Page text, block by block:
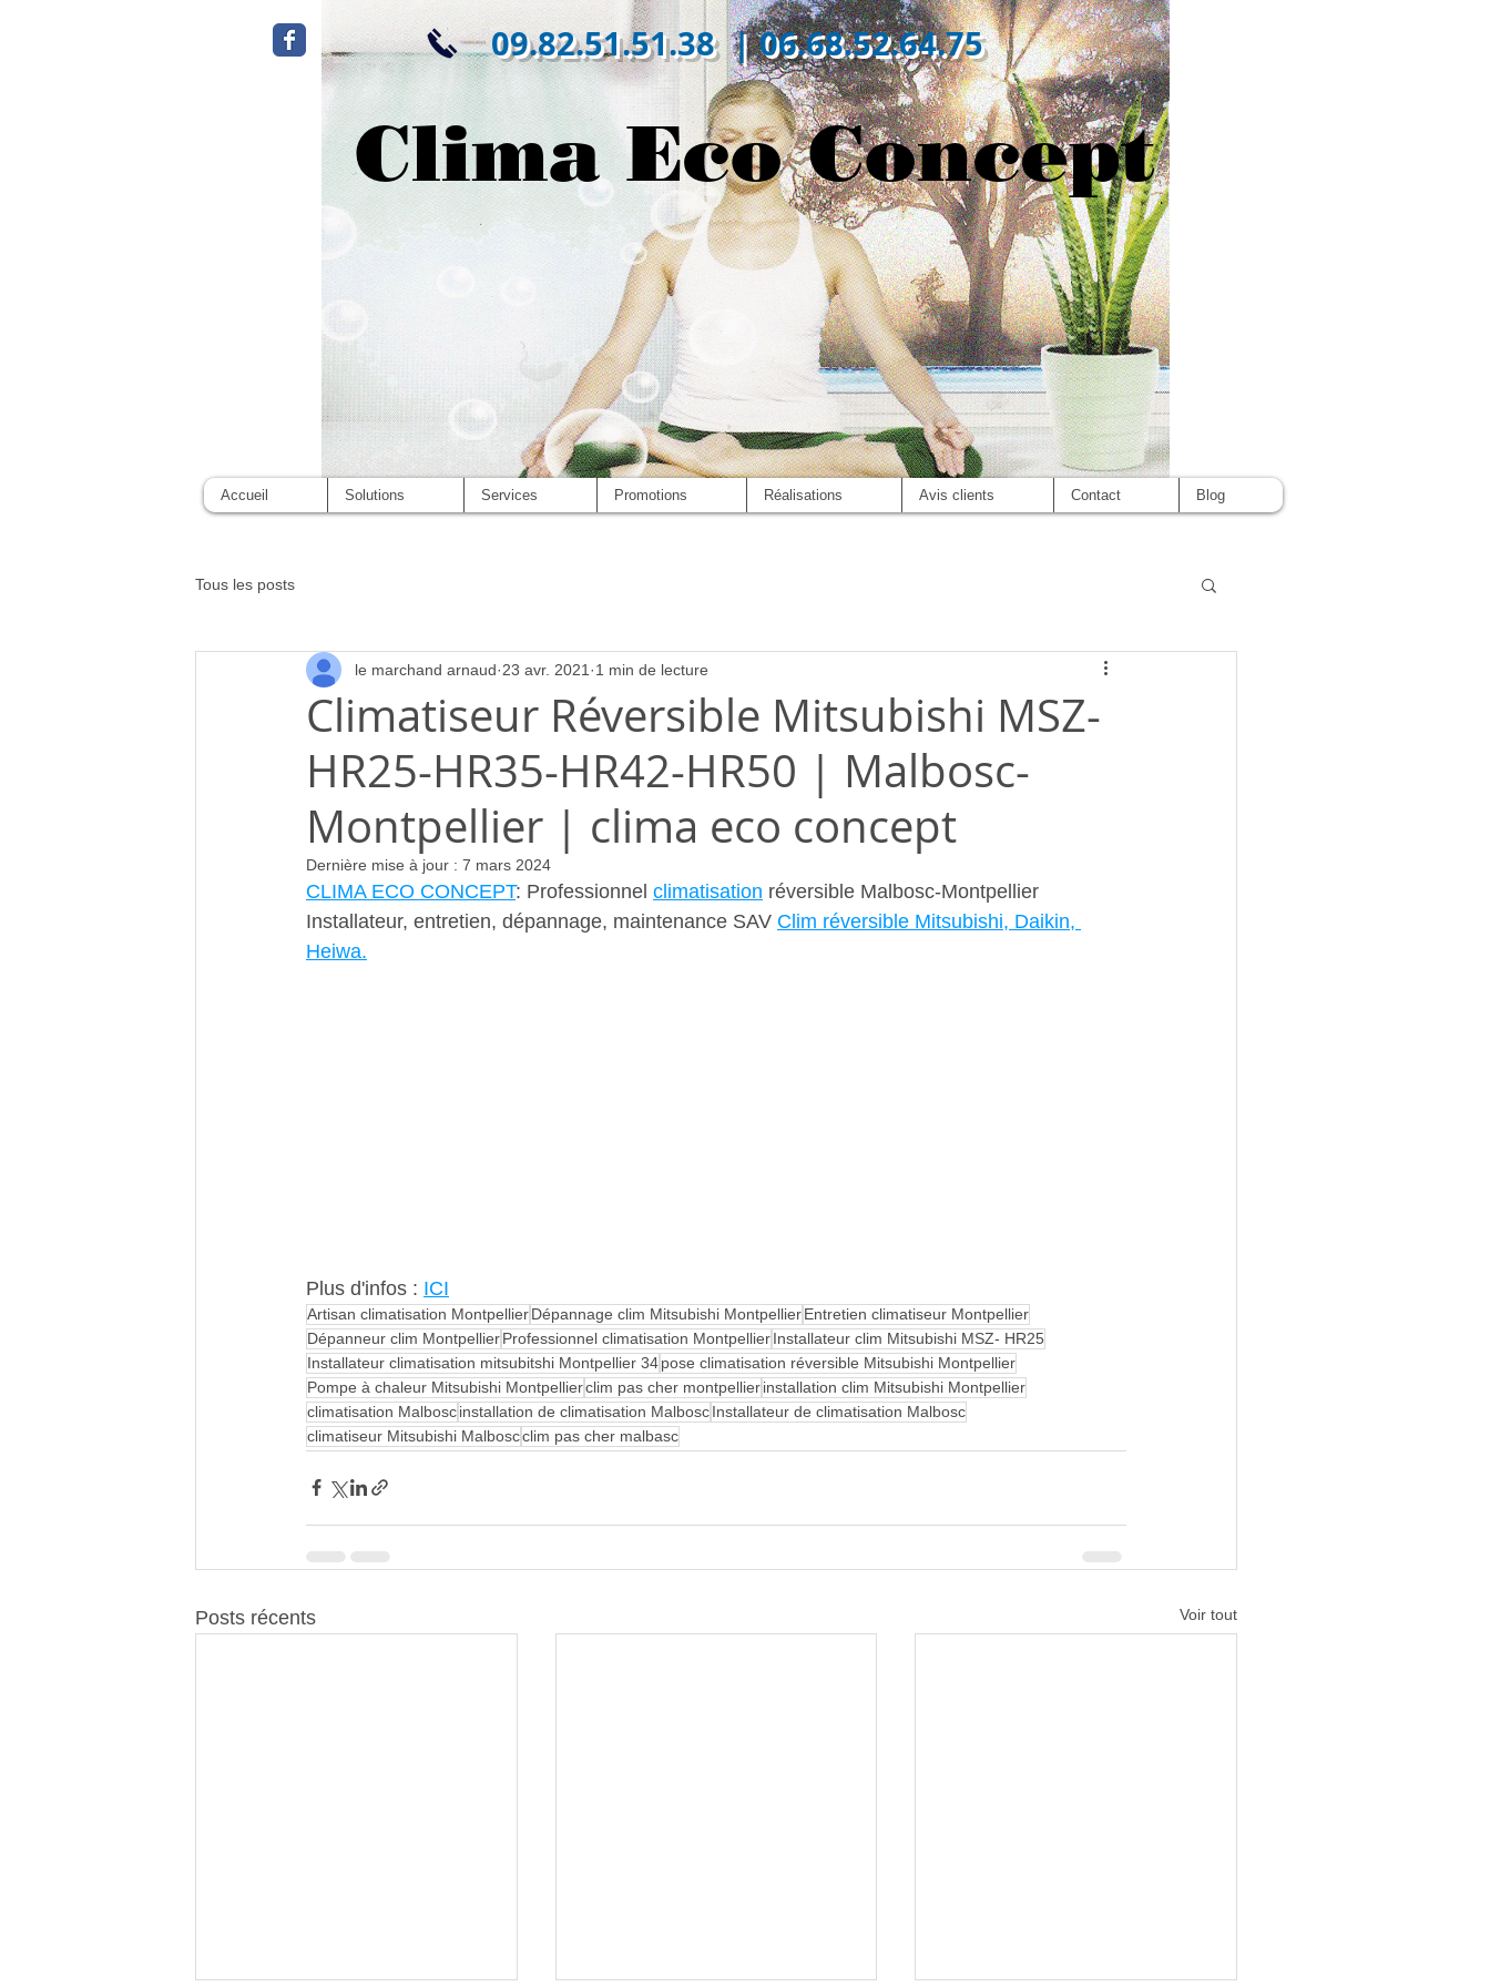
09.82.51.51.38 | 06.68.52.64.75
Clima Eco Concept
Accueil Solutions Services Promotions Réalisations Avis clients Contact Blog
Tous les posts
Climatiseur Réversible Mitsubishi MSZ-
HR25-HR35-HR42-HR50 | Malbosc-
Montpellier | clima eco concept
le marchand arnaud 23 avr. 2021 1 min de lecture
Dernière mise à jour : 7 mars 2024
CLIMA ECO CONCEPT: Professionnel climatisation réversible Malbosc-Montpellier
Installateur, entretien, dépannage, maintenance SAV Clim réversible Mitsubishi, Daikin,
Heiwa.
Plus d'infos : ICI
Artisan climatisation MontpellierDépannage clim Mitsubishi MontpellierEntretien climatiseur Montpellier
Dépanneur clim MontpellierProfessionnel climatisation MontpellierInstallateur clim Mitsubishi MSZ- HR25
Installateur climatisation mitsubitshi Montpellier 34pose climatisation réversible Mitsubishi Montpellier
Pompe à chaleur Mitsubishi Montpellierclim pas cher montpellierinstallation clim Mitsubishi Montpellier
climatisation Malboscinstallation de climatisation MalboscInstallateur de climatisation Malbosc
climatiseur Mitsubishi Malboscclim pas cher malbasc
Posts récents Voir tout